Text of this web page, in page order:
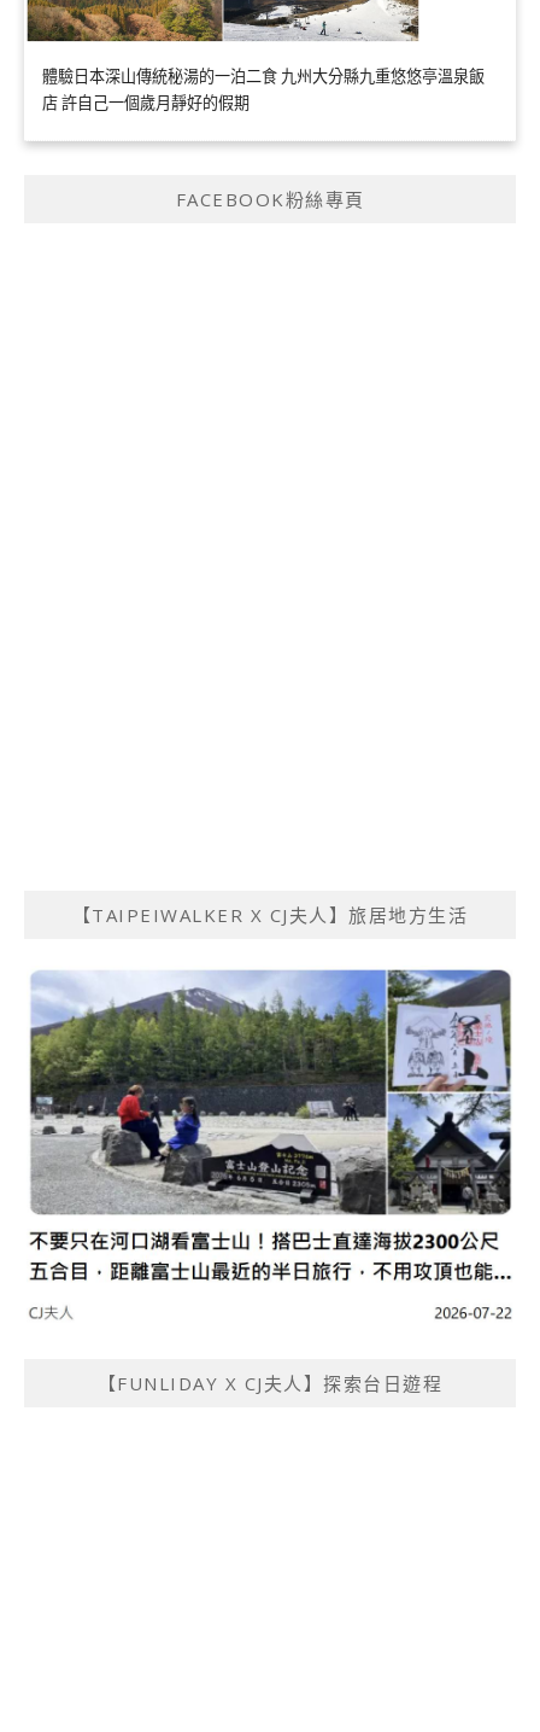
體驗日本深山傳統秘湯的一泊二食 九州大分縣九重悠悠亭溫泉飯
店 許自己一個歲月靜好的假期
FACEBOOK粉絲專頁
【TAIPEIWALKER X CJ夫人】旅居地方生活
【FUNLIDAY X CJ夫人】探索台日遊程